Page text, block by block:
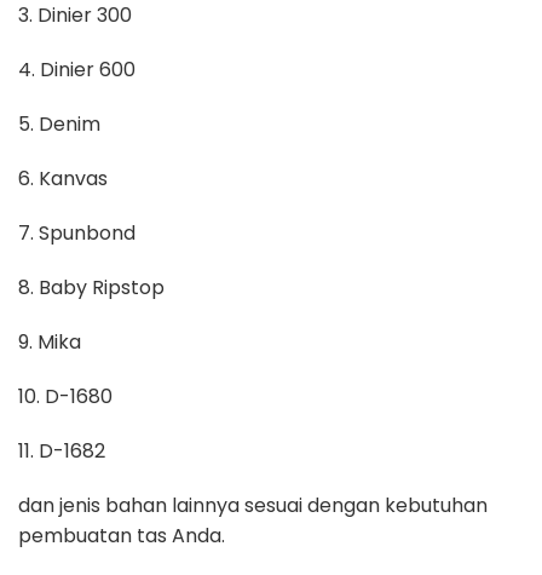
3. Dinier 300
4. Dinier 600
5. Denim
6. Kanvas
7. Spunbond
8. Baby Ripstop
9. Mika
10. D-1680
11. D-1682
dan jenis bahan lainnya sesuai dengan kebutuhan
pembuatan tas Anda.